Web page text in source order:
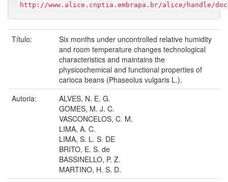
http://www.alice.cnptia.embrapa.br/alice/handle/doc/
Título:
Six months under uncontrolled relative humidity
and room temperature changes technological
characteristics and maintains the
physicochemical and functional properties of
carioca beans (Phaseolus vulgaris L.).
Autoria:
ALVES, N. E. G.
GOMES, M. J. C.
VASCONCELOS, C. M.
LIMA, A. C.
LIMA, S. L. S. DE
BRITO, E. S. de
BASSINELLO, P. Z.
MARTINO, H. S. D.